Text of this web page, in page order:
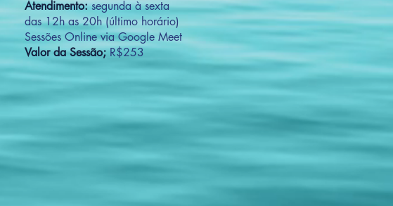
Atendimento:segunda à sexta
das 12h as 20h (último horário)
Sessões Online via Google Meet
Valor da Sessão;R$253